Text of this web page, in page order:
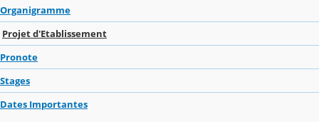
Organigramme
Projet d'Etablissement
Pronote
Stages
Dates Importantes